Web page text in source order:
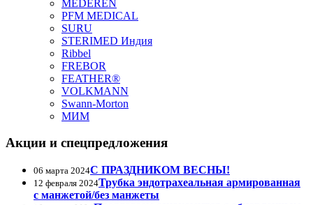
MEDEREN
PFM MEDICAL
SURU
STERIMED Индия
Ribbel
FREBOR
FEATHER®
VOLKMANN
Swann-Morton
МИМ
Акции и спецпредложения
06 марта 2024С ПРАЗДНИКОМ ВЕСНЫ!
12 февраля 2024Трубка эндотрахеальная армированная
с манжетой/без манжеты